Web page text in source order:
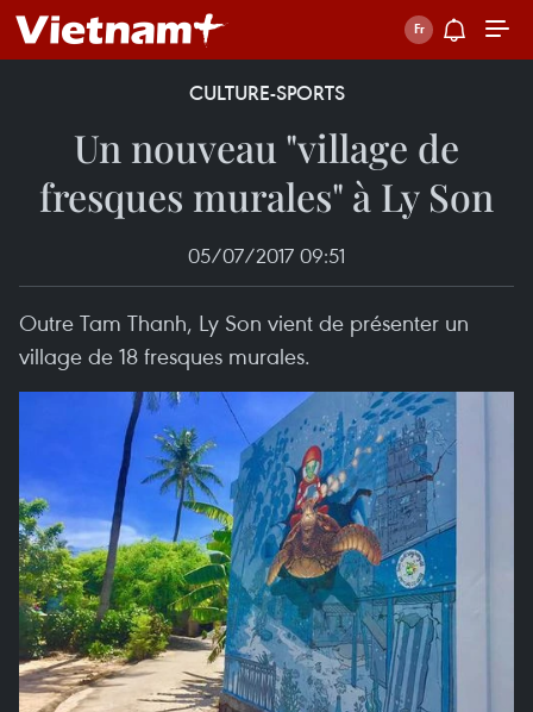
CULTURE-SPORTS
Un nouveau "village de
fresques murales" à Ly Son
05/07/2017 09:51
Outre Tam Thanh, Ly Son vient de présenter un
village de 18 fresques murales.